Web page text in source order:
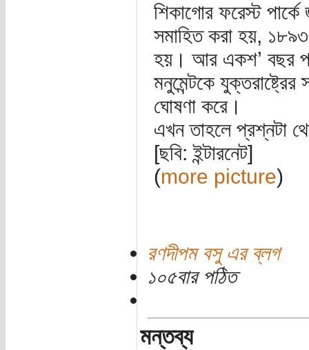
শিকাগোর ফরেস্ট পার্কে
সমাহিত করা হয়, ১৮৯৩
হয়। আর একশ’ বছর
মনুমেন্টকে যুক্তরাষ্ট্রের
ঘোষণা করে।
এখন তাহলে প্রশ্নটা
[ছবি: ইন্টারনেট]
(more picture)
রণদীপম বসু এর ব্লগ
১০৫বার পঠিত
মন্তব্য